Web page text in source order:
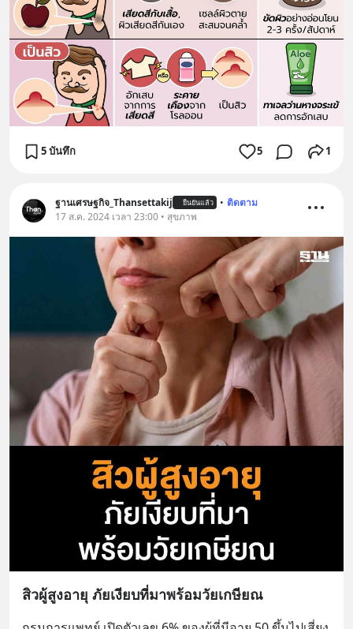
5 บันทึก 5 1
ฐานเศรษฐกิจ_Thansettakij ยืนยันแล้ว • ติดตาม
17 ส.ค. 2024 เวลา 23:00 • สุขภาพ
สิวผู้สูงอายุ ภัยเงียบที่มาพร้อมวัยเกษียณ